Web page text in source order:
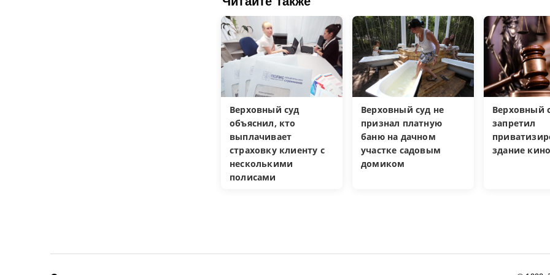
Верховный суд
объяснил, кто
выплачивает
страховку клиенту с
несколькими
полисами
Верховный суд не
признал платную
баню на дачном
участке садовым
домиком
Верховный
запретил
здание